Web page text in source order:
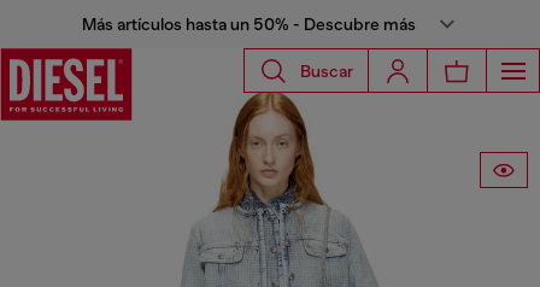
Más artículos hasta un 50% - Descubre más
Buscar